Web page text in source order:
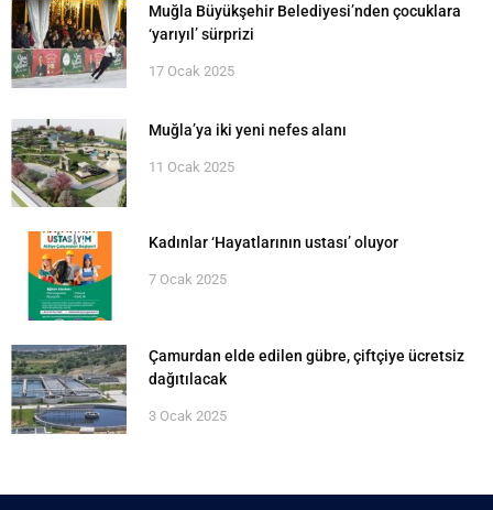
Muğla Büyükşehir Belediyesi’nden çocuklara
‘yarıyıl’ sürprizi
17 Ocak 2025
Muğla’ya iki yeni nefes alanı
11 Ocak 2025
Kadınlar ‘Hayatlarının ustası’ oluyor
7 Ocak 2025
Çamurdan elde edilen gübre, çiftçiye ücretsiz
dağıtılacak
3 Ocak 2025